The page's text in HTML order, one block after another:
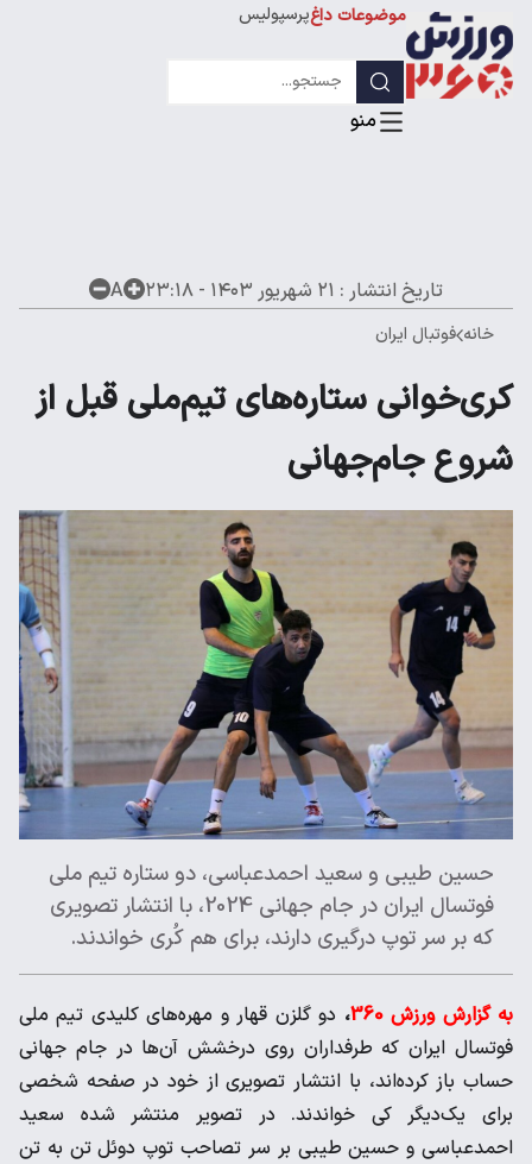
موضوعات داغپرسپولیس
لیگ قهرمانان
تاریخ انتشار : ۲۱ شهریور ۱۴۰۳ - ۲۳:۱۸ A
خانه فوتبال ایران
کری‌خوانی ستاره‌های تیم‌ملی قبل از
شروع جام‌جهانی
حسین طیبی و سعید احمدعباسی، دو ستاره تیم ملی
فوتسال ایران در جام جهانی 2024، با انتشار تصویری
که بر سر توپ درگیری دارند، برای هم کُری خواندند.
به گزارش ورزش 360 ، دو گلزن قهار و مهره‌های کلیدی تیم ملی
فوتسال ایران که طرفداران روی درخشش آن‌ها در جام جهانی
حساب باز کرده‌اند، با انتشار تصویری از خود در صفحه شخصی
برای یک‌دیگر کی خواندند. در تصویر منتشر شده سعید
احمدعباسی و حسین طیبی بر سر تصاحب توپ دوئل تن به تن